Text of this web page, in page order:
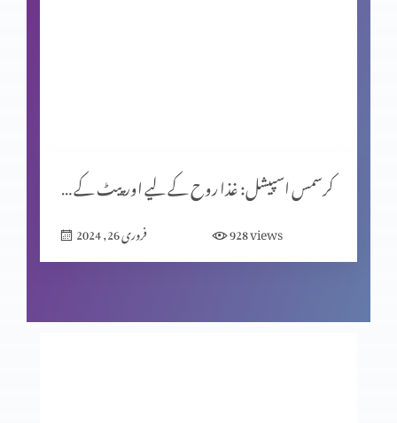
زندگی ایک پیغام ہے
کرسمس اسپیشل: غذا روح کے لیے اور پیٹ کے لیے؟
فروری 26, 2024 928views